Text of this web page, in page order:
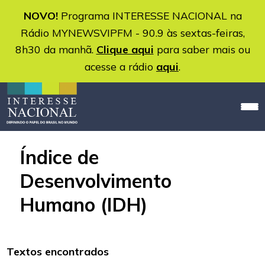
NOVO!Programa INTERESSE NACIONAL na
Rádio MYNEWSVIPFM - 90.9 às sextas-feiras,
8h30 da manhã. Clique aqui para saber mais ou
acesse a rádio aqui.
Índice de
Desenvolvimento
Humano (IDH)
Textos encontrados